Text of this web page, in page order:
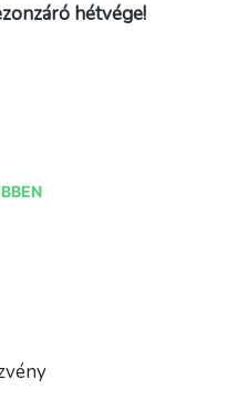
hétvége!